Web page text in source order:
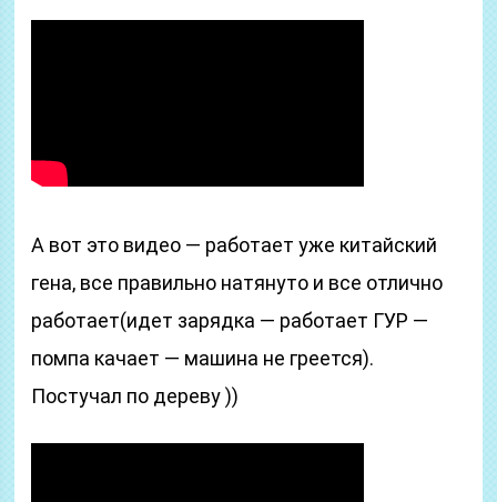
А вот это видео — работает уже китайский
гена, все правильно натянуто и все отлично
работает(идет зарядка — работает ГУР —
помпа качает — машина не греется).
Постучал по дереву ))